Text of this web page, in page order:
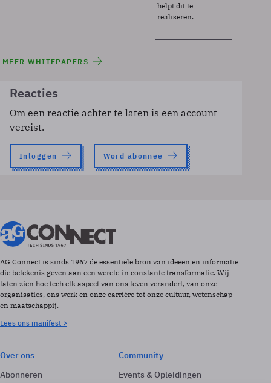
helpt dit te
realiseren.
MEER WHITEPAPERS
Reacties
Om een reactie achter te laten is een account
vereist.
Inloggen Word abonnee
AG Connect is sinds 1967 de essentiële bron van ideeën en informatie
die betekenis geven aan een wereld in constante transformatie. Wij
laten zien hoe tech elk aspect van ons leven verandert, van onze
organisaties, ons werk en onze carrière tot onze cultuur, wetenschap
en maatschappij.
Lees ons manifest >
Over ons
Abonneren
Community
Events & Opleidingen